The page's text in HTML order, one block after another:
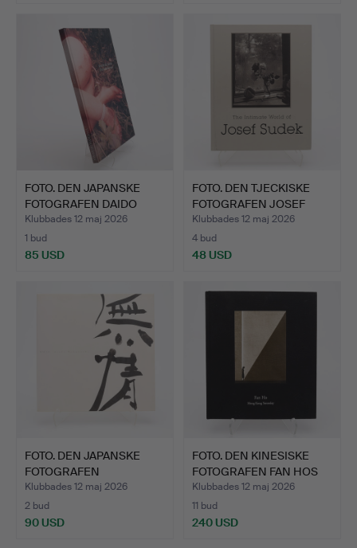
föremål
FOTO. DEN JAPANSKE
FOTOGRAFEN DAIDO
MORIYA…
Klubbades 12 maj 2026
1 bud
85 USD
FOTO. DEN TJECKISKE
FOTOGRAFEN JOSEF
SUDEK…
Klubbades 12 maj 2026
4 bud
48 USD
FOTO. DEN JAPANSKE
FOTOGRAFEN
NOBUYOSHI AR…
Klubbades 12 maj 2026
2 bud
90 USD
FOTO. DEN KINESISKE
FOTOGRAFEN FAN HOS
"HO…
Klubbades 12 maj 2026
11 bud
240 USD